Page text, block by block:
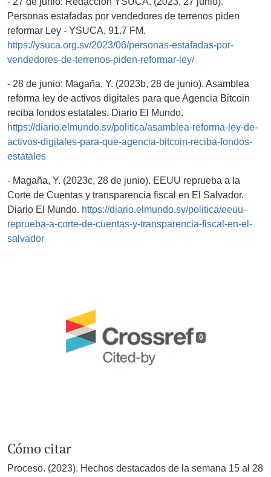
0
Cómo citar
Proceso. (2023). Hechos destacados de la semana 15 al 28
Personas estafadas por vendedores de terrenos piden
reformar Ley - YSUCA, 91.7 FM.
https://ysuca.org.sv/2023/06/personas-estafadas-por-
vendedores-de-terrenos-piden-reformar-ley/
- 28 de junio: Magaña, Y. (2023b, 28 de junio). Asamblea
reforma ley de activos digitales para que Agencia Bitcoin
reciba fondos estatales. Diario El Mundo.
https://diario.elmundo.sv/politica/asamblea-reforma-ley-de-
activos-digitales-para-que-agencia-bitcoin-reciba-fondos-
estatales
- Magaña, Y. (2023c, 28 de junio). EEUU reprueba a la
Corte de Cuentas y transparencia fiscal en El Salvador.
Diario El Mundo. https://diario.elmundo.sv/politica/eeuu-
reprueba-a-corte-de-cuentas-y-transparencia-fiscal-en-el-
salvador